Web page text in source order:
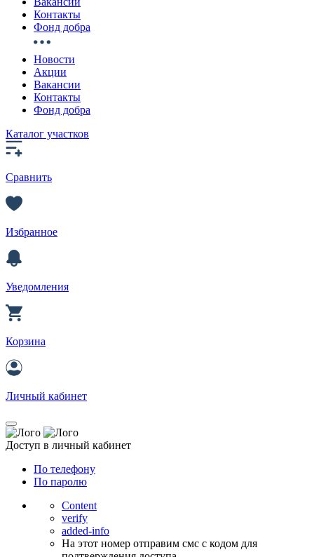
Контакты
Фонд добра
Новости
Акции
Вакансии
Контакты
Фонд добра
Каталог участков
Сравнить
Избранное
Уведомления
Корзина
Личный кабинет
Доступ в личный кабинет
По телефону
По паролю
Content
verify
added-info
На этот номер отправим смс с кодом для